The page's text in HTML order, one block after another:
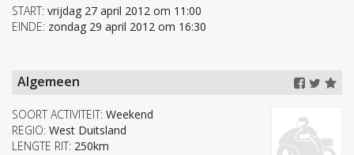
START: vrijdag 27 april 2012 om 11:00
EINDE: zondag 29 april 2012 om 16:30
Algemeen
SOORT ACTIVITEIT: Weekend
REGIO: West Duitsland
LENGTE RIT: 250km